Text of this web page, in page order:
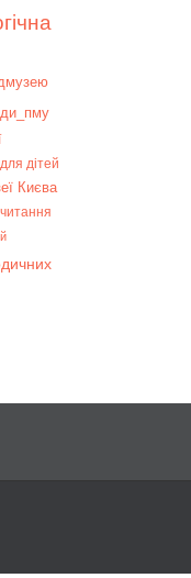
дітей
Києва
читання